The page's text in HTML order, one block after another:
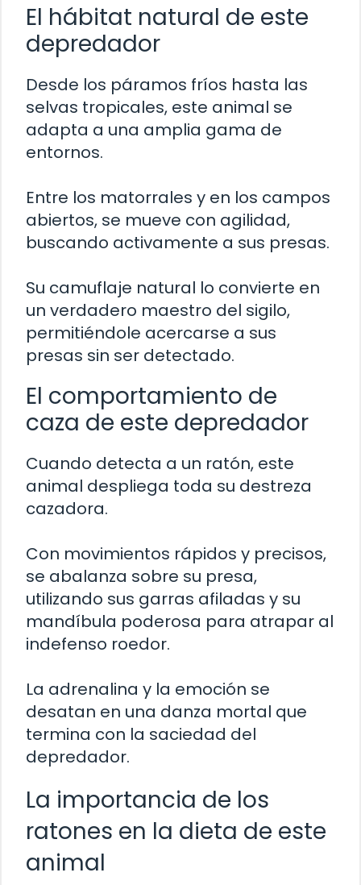
El hábitat natural de este
depredador
Desde los páramos fríos hasta las
selvas tropicales, este animal se
adapta a una amplia gama de
entornos.
Entre los matorrales y en los campos
abiertos, se mueve con agilidad,
buscando activamente a sus presas.
Su camuflaje natural lo convierte en
un verdadero maestro del sigilo,
permitiéndole acercarse a sus
presas sin ser detectado.
El comportamiento de
caza de este depredador
Cuando detecta a un ratón, este
animal despliega toda su destreza
cazadora.
Con movimientos rápidos y precisos,
se abalanza sobre su presa,
utilizando sus garras afiladas y su
mandíbula poderosa para atrapar al
indefenso roedor.
La adrenalina y la emoción se
desatan en una danza mortal que
termina con la saciedad del
depredador.
La importancia de los
ratones en la dieta de este
animal